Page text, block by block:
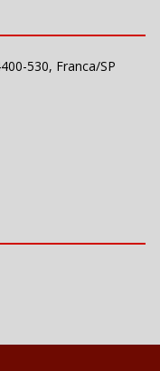
530, Franca/SP